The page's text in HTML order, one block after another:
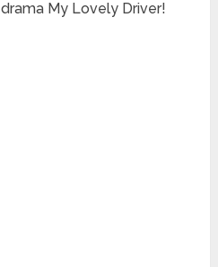
My Lovely Driver!